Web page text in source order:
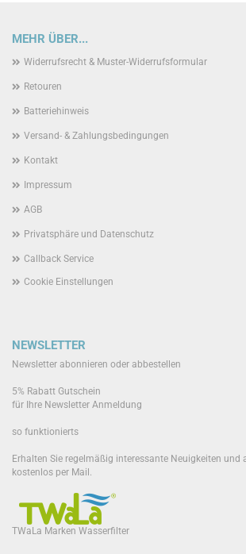
MEHR ÜBER...
Widerrufsrecht & Muster-Widerrufsformular
Retouren
Batteriehinweis
Versand- & Zahlungsbedingungen
Kontakt
Impressum
AGB
Privatsphäre und Datenschutz
Callback Service
Cookie Einstellungen
NEWSLETTER
Newsletter abonnieren oder abbestellen
5% Rabatt Gutschein
für Ihre Newsletter Anmeldung
so funktionierts
Erhalten Sie regelmäßig interessante Neuigkeiten und
kostenlos per Mail.
TWaLa Marken Wasserfilter